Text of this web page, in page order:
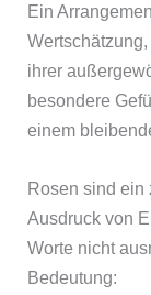
Ein
ihrer
besondere
einem
Rosen sind
Ausdruck von
Worte nicht
Bedeutung: